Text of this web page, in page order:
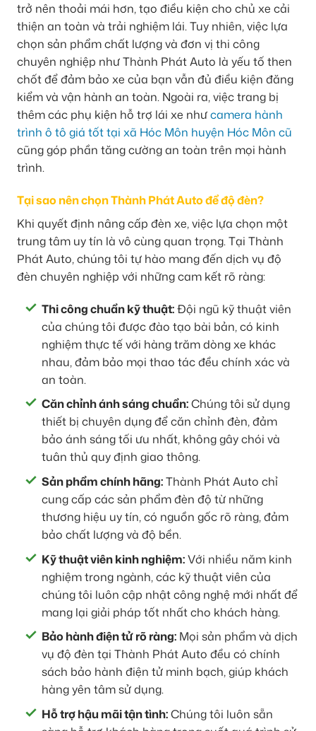
trở nên thoải mái hơn, tạo điều kiện cho chủ xe cải
thiện an toàn và trải nghiệm lái. Tuy nhiên, việc lựa
chọn sản phẩm chất lượng và đơn vị thi công
chuyên nghiệp như Thành Phát Auto là yếu tố then
chốt để đảm bảo xe của bạn vẫn đủ điều kiện đăng
kiểm và vận hành an toàn. Ngoài ra, việc trang bị
thêm các phụ kiện hỗ trợ lái xe nhưcamera hành
trình ô tô giá tốt tại xã Hóc Môn huyện Hóc Môn cũ
cũng góp phần tăng cường an toàn trên mọi hành
trình.
Tại sao nên chọn Thành Phát Auto để độ đèn?
Khi quyết định nâng cấp đèn xe, việc lựa chọn một
trung tâm uy tín là vô cùng quan trọng. Tại Thành
Phát Auto, chúng tôi tự hào mang đến dịch vụ độ
đèn chuyên nghiệp với những cam kết rõ ràng:
Thi công chuẩn kỹ thuật:Đội ngũ kỹ thuật viên
của chúng tôi được đào tạo bài bản, có kinh
nghiệm thực tế với hàng trăm dòng xe khác
nhau, đảm bảo mọi thao tác đều chính xác và
an toàn.
Căn chỉnh ánh sáng chuẩn:Chúng tôi sử dụng
thiết bị chuyên dụng để căn chỉnh đèn, đảm
bảo ánh sáng tối ưu nhất, không gây chói và
tuân thủ quy định giao thông.
Sản phẩm chính hãng:Thành Phát Auto chỉ
cung cấp các sản phẩm đèn độ từ những
thương hiệu uy tín, có nguồn gốc rõ ràng, đảm
bảo chất lượng và độ bền.
Kỹ thuật viên kinh nghiệm:Với nhiều năm kinh
nghiệm trong ngành, các kỹ thuật viên của
chúng tôi luôn cập nhật công nghệ mới nhất để
mang lại giải pháp tốt nhất cho khách hàng.
Bảo hành điện tử rõ ràng: Mọi sản phẩm và dịch
vụ độ đèn tại Thành Phát Auto đều có chính
sách bảo hành điện tử minh bạch, giúp khách
hàng yên tâm sử dụng.
Hỗ trợ hậu mãi tận tình:Chúng tôi luôn sẵn